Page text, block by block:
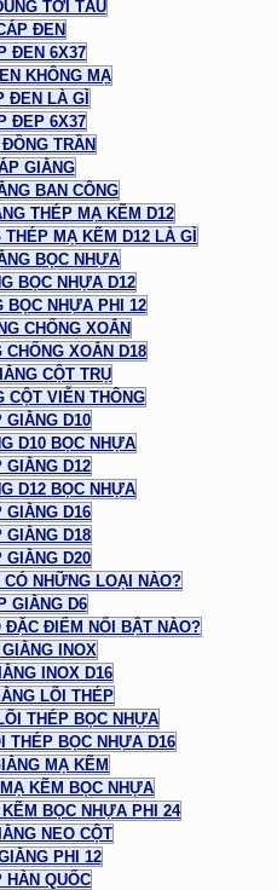
TỜI TÀU
ĐEN
ĐEN 6X37
KHÔNG MẠ
ĐEN LÀ GÌ
ĐEP 6X37
TRẦN
GIẰNG
BAN CÔNG
THÉP MẠ KẼM D12
THÉP MẠ KẼM D12 LÀ GÌ
BỌC NHỰA
BỌC NHỰA D12
BỌC NHỰA PHI 12
CHỐNG XOẮN
CHỐNG XOẮN D18
CỘT TRỤ
CỘT VIỄN THÔNG
GIẰNG D10
D10 BỌC NHỰA
GIẰNG D12
D12 BỌC NHỰA
GIẰNG D16
GIẰNG D18
GIẰNG D20
CÓ NHỮNG LOẠI NÀO?
GIẰNG D6
ĐẶC ĐIỂM NỔI BẬT NÀO?
INOX
INOX D16
LÕI THÉP
THÉP BỌC NHỰA
THÉP BỌC NHỰA D16
MẠ KẼM
KẼM BỌC NHỰA
BỌC NHỰA PHI 24
NEO CỘT
PHI 12
HÀN QUỐC